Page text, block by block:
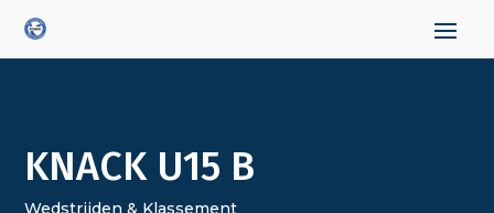
KNACK U15 B
Wedstrijden & Klassement